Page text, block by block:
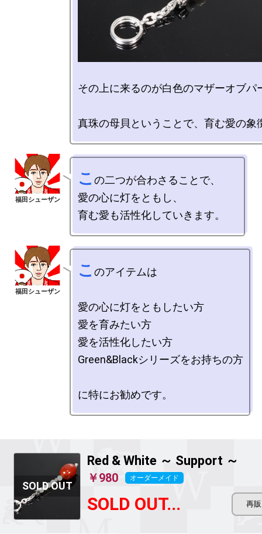
その上に来るのが白色のマザーオブパ
こ の二つが合わさることで、
愛の心に灯をともし、
こ のアイテムは
愛の心に灯をともしたい方
愛を育みたい方
愛を活性化したい方
Green&Blackシリーズをお持ちの方
Red & White ～ Support ～
￥980 オーダーメイド
SOLD OUT...